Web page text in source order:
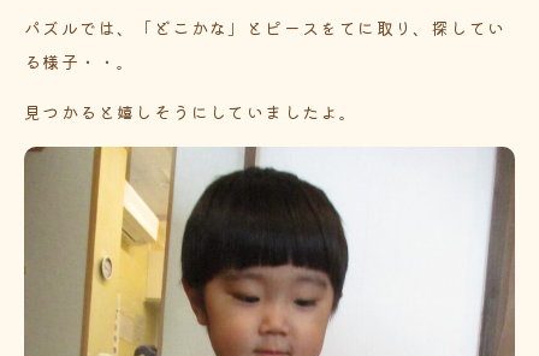
パズルでは、「どこかな」とピースをてに取り、探してい
る様子・・。
見つかると嬉しそうにしていましたよ。